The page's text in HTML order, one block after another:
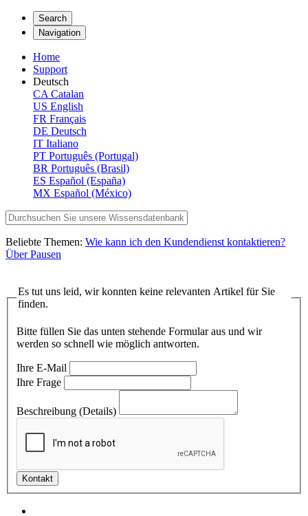
Search
Navigation
Home
Support
Deutsch
CA Catalan
US English
FR Français
DE Deutsch
IT Italiano
PT Português (Portugal)
BR Português (Brasil)
ES Español (España)
MX Español (México)
Beliebte Themen: Wie kann ich den Kundendienst kontaktieren?
Über Pausen
Es tut uns leid, wir konnten keine relevanten Artikel für Sie
finden.
Bitte füllen Sie das unten stehende Formular aus und wir
werden so schnell wie möglich antworten.
Ihre E-Mail
Ihre Frage
Beschreibung (Details)